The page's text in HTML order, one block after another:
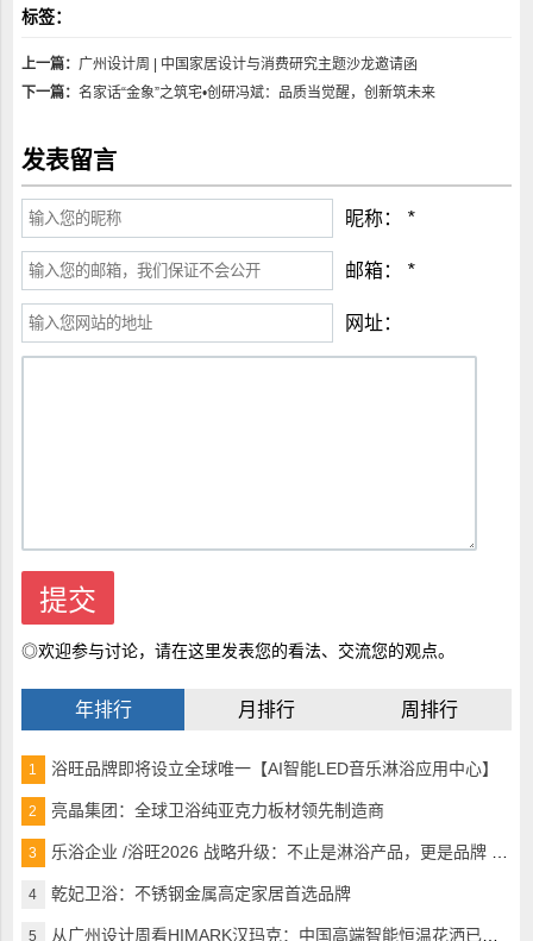
标签：
上一篇： 广州设计周 | 中国家居设计与消费研究主题沙龙邀请函
下一篇： 名家话“金象”之筑宅•创研冯斌：品质当觉醒，创新筑未来
发表留言
昵称： *
邮箱： *
网址：
◎欢迎参与讨论，请在这里发表您的看法、交流您的观点。
年排行 月排行 周排行
1 浴旺品牌即将设立全球唯一【AI智能LED音乐淋浴应用中心】
2 亮晶集团：全球卫浴纯亚克力板材领先制造商
3 乐浴企业 /浴旺2026 战略升级：不止是淋浴产品，更是品牌 + 生活方式的引领者
4 乾妃卫浴：不锈钢金属高定家居首选品牌
5 从广州设计周看HIMARK汉玛克：中国高端智能恒温花洒已完美超越